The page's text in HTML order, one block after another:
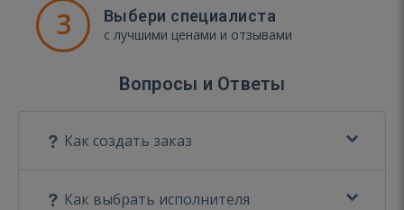
3 Выбери специалиста
с лучшими ценами и отзывами
Вопросы и Ответы
Как создать заказ
Как выбрать исполнителя